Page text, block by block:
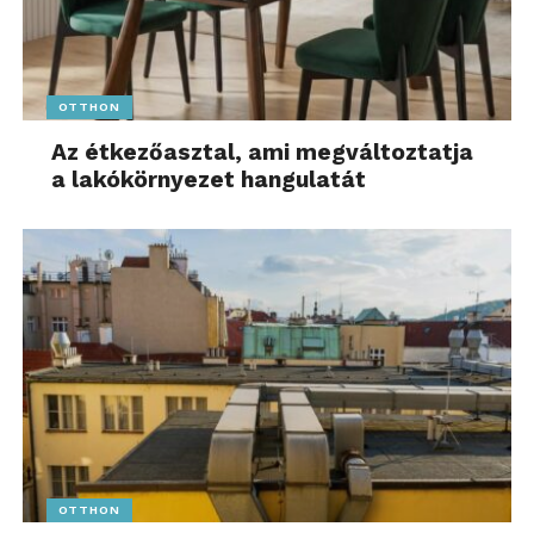
OTTHON
Az étkezőasztal, ami megváltoztatja
a lakókörnyezet hangulatát
OTTHON